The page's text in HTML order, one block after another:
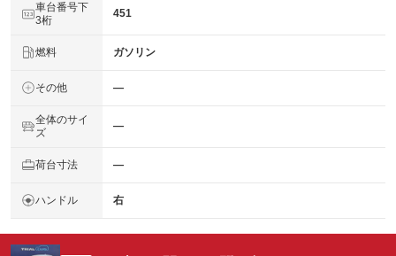
車台番号下
3桁
451
燃料 ガソリン
その他 ―
全体のサイ
ズ
―
荷台寸法 ―
ハンドル 右